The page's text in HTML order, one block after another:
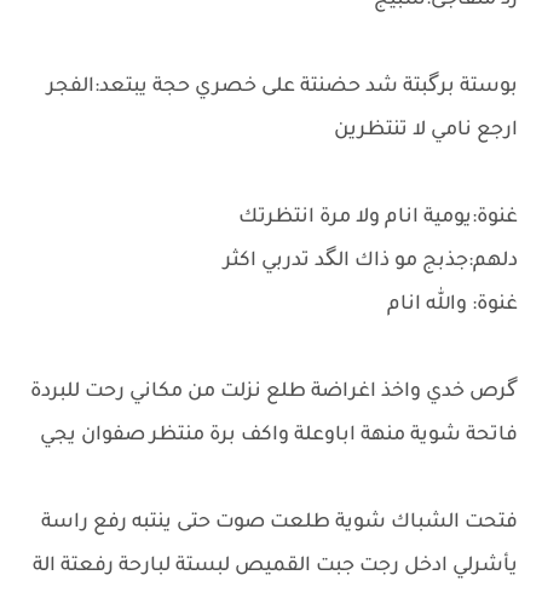
بوستة برگبتة شد حضنتة على خصري حجة يبتعد:الفجر
ارجع نامي لا تنتظرين
غنوة:يومية انام ولا مرة انتظرتك
دلهم:جذبج مو ذاك الگد تدربي اكثر
غنوة: والله انام
گرص خدي واخذ اغراضة طلع نزلت من مكاني رحت للبردة
فاتحة شوية منهة اباوعلة واكف برة منتظر صفوان يجي
فتحت الشباك شوية طلعت صوت حتى ينتبه رفع راسة
يأشرلي ادخل رجت جبت القميص لبستة لبارحة رفعتة الة